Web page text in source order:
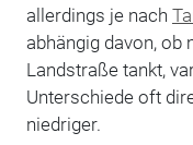
allerdings je nach
abhängig davon, ob
Landstraße tankt,
Unterschiede oft
niedriger.